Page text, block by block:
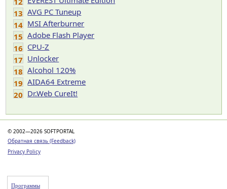
13 AVG PC Tuneup
14 MSI Afterburner
15 Adobe Flash Player
16 CPU-Z
17 Unlocker
18 Alcohol 120%
19 AIDA64 Extreme
20 Dr.Web CureIt!
© 2002—2026 SOFTPORTAL
Обратная связь (Feedback)
Privacy Policy
Программы